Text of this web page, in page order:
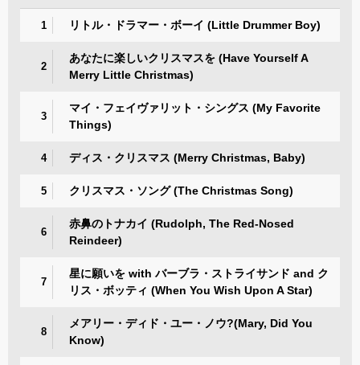
1 リトル・ドラマー・ボーイ (Little Drummer Boy)
2
あなたに楽しいクリスマスを (Have Yourself A
Merry Little Christmas)
3
マイ・フェイヴァリット・シングス (My Favorite
Things)
4 ディス・クリスマス (Merry Christmas, Baby)
5 クリスマス・ソング (The Christmas Song)
6
赤鼻のトナカイ (Rudolph, The Red-Nosed
Reindeer)
7
星に願いを with バーブラ・ストライサンド and ク
リス・ボッティ (When You Wish Upon A Star)
8
メアリー・ディド・ユー・ノウ?(Mary, Did You
Know)